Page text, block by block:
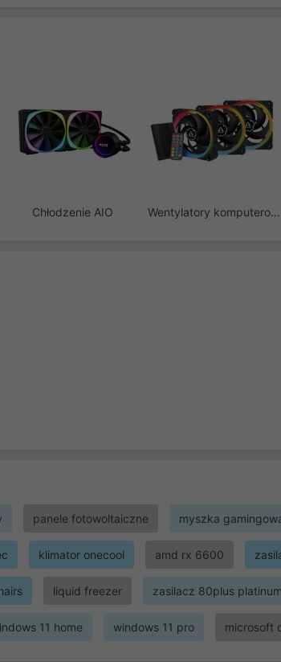
Chłodzenie AIO Wentylatory komputerowe
panele fotowoltaiczne myszka
klimator onecool amd rx 6600
liquid freezer zasilacz 80plus platinum
11 home windows 11 pro microsoft